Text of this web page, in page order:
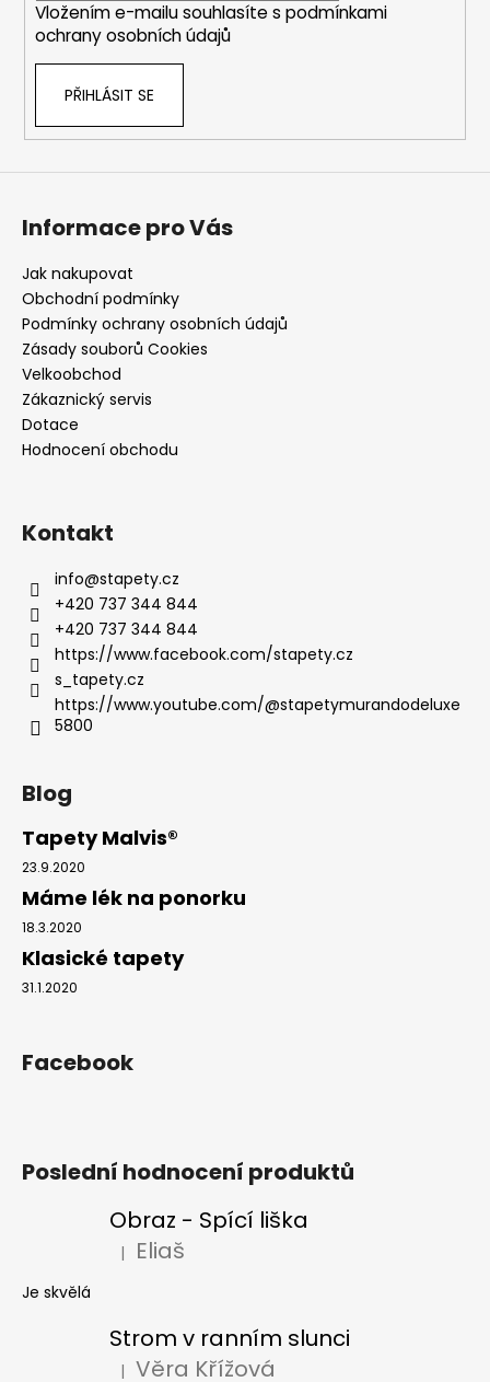
Vložením e-mailu souhlasíte s podmínkami
ochrany osobních údajů
PŘIHLÁSIT SE
Informace pro Vás
Jak nakupovat
Obchodní podmínky
Podmínky ochrany osobních údajů
Zásady souborů Cookies
Velkoobchod
Zákaznický servis
Dotace
Hodnocení obchodu
Kontakt
info@stapety.cz
+420 737 344 844
+420 737 344 844
https://www.facebook.com/stapety.cz
s_tapety.cz
https://www.youtube.com/@stapetymurandodeluxe
5800
Blog
Tapety Malvis®
23.9.2020
Máme lék na ponorku
18.3.2020
Klasické tapety
31.1.2020
Facebook
Poslední hodnocení produktů
Obraz - Spící liška
Hodnocení produktu je 5 z 5 hvězdiček.
| Eliaš
Je skvělá
Strom v ranním slunci
| Věra Křížová